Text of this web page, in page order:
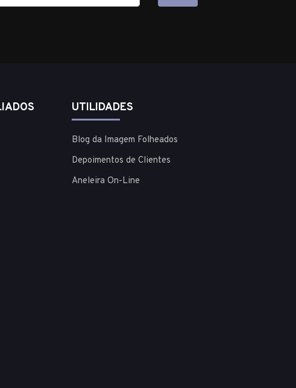
UTILIDADES
Blog da Imagem Folheados
Depoimentos de Clientes
Aneleira On-Line